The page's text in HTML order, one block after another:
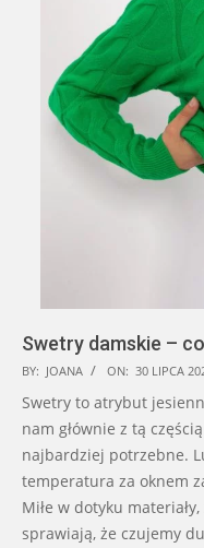
Swetry damskie –
2026-
07-
30
BY: JOANA ON: 30 LIPCA
Swetry to atrybut
nam głównie z tą
najbardziej potrzebne.
temperatura za oknem
Miłe w dotyku
sprawiają, że czujemy